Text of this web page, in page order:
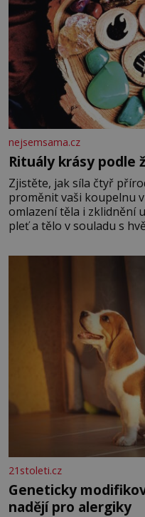
nejsemsama.cz
Rituály krásy podle
Zjistěte, jak síla čtyř
proměnit vaši koupelnu
omlazení těla i zklidnění
pleť a tělo v souladu s
povaze, ale i v
Ženy narozené ve
nesou žár, odvahu a
21stoleti.cz
Geneticky
nadějí pro alergiky